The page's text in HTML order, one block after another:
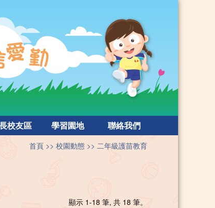
校友區 學習園地 聯絡我們
首頁 校園動態 二年級護苗教育
顯示 1-18 筆, 共 18 筆。